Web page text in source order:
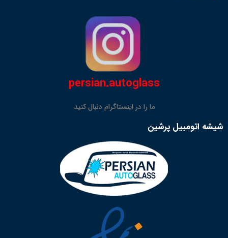
persian.autoglass
ما را در اینستاگرام دنبال کنید
شیشه اتومبیل پرشین